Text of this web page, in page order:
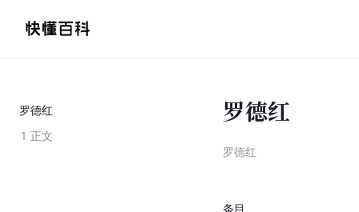
罗德红
1 正文
罗德红
罗德红
条目